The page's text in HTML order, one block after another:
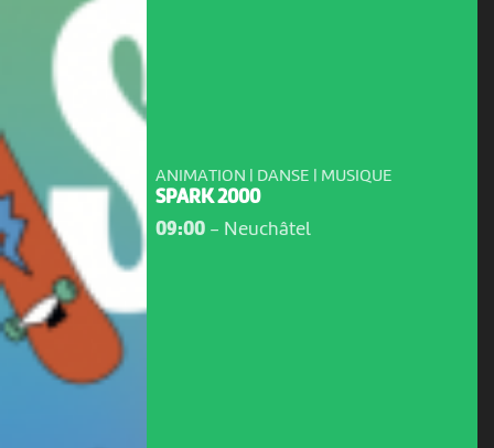
ANIMATION | DANSE | MUSIQUE
SPARK 2000
09:00- Neuchâtel